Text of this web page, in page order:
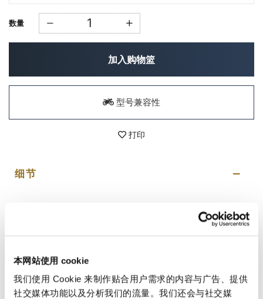
本网站使用 cookie
我们使用 Cookie 来制作贴合用户需求的内容与广告、提供
社交媒体功能以及分析我们的流量。我们还会与社交媒
数量
加入购物篮
型号兼容性
打印
细节
ÖhlinsFSK 100是使用传统前叉的小型运动和公路自行车
的更新。该套件旨在改善操作，转向和制动，并为骑自
可以调节外部弹簧的预紧力。它适用于小型运动自行
车，例如Yamaha R25 / R3，Kawasaki Ninja 400，
Yamaha MT-07，Honda CB650F，Kawasaki ER6N和
Honda CBR 250 / 300R。